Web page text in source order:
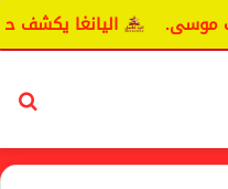
اليانغا يكشف